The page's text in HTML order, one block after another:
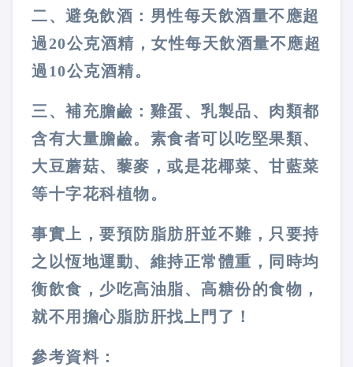
二、避免飲酒：男性每天飲酒量不應超
過20公克酒精，女性每天飲酒量不應超
過10公克酒精。
三、補充膽鹼：雞蛋、乳製品、肉類都
含有大量膽鹼。素食者可以吃堅果類、
大豆蘑菇、藜麥，或是花椰菜、甘藍菜
等十字花科植物。
事實上，要預防脂肪肝並不難，只要持
之以恆地運動、維持正常體重，同時均
衡飲食，少吃高油脂、高糖份的食物，
就不用擔心脂肪肝找上門了！
參考資料：